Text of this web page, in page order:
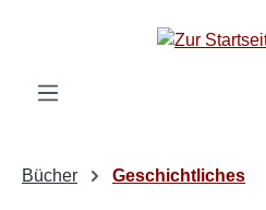
Zum Hauptinhalt springen
Bücher Geschichtliches